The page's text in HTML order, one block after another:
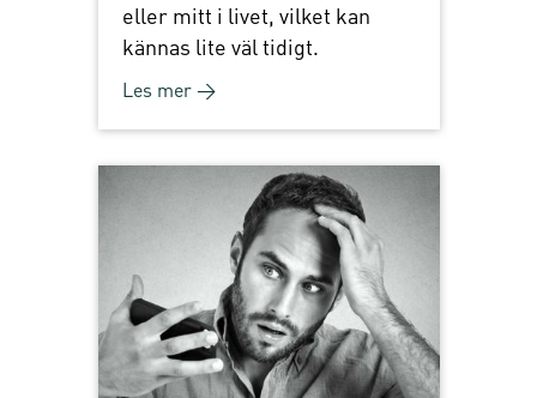
eller mitt i livet, vilket kan
kännas lite väl tidigt.
Les mer →